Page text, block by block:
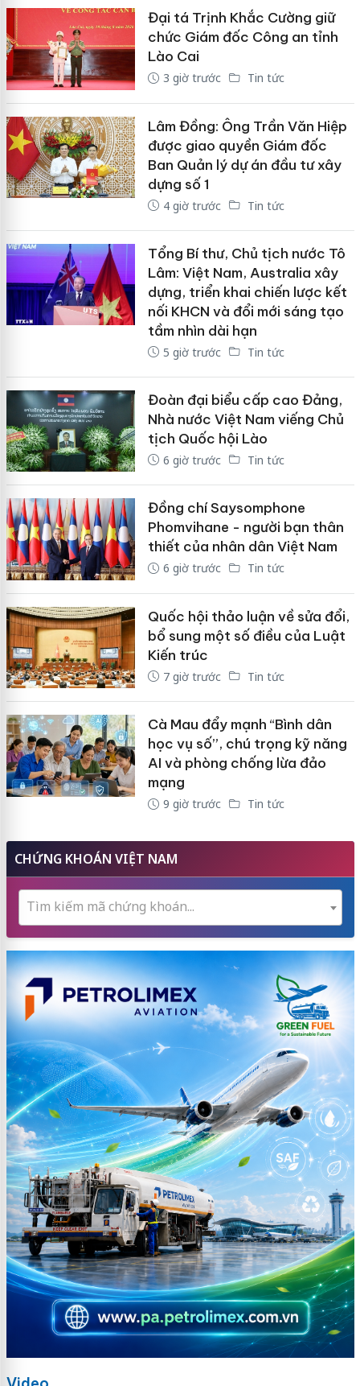
Đại tá Trịnh Khắc Cường giữ
chức Giám đốc Công an tỉnh
Lào Cai
3 giờ trước Tin tức
Lâm Đồng: Ông Trần Văn Hiệp
được giao quyền Giám đốc
Ban Quản lý dự án đầu tư xây
dựng số 1
4 giờ trước Tin tức
Tổng Bí thư, Chủ tịch nước Tô
Lâm: Việt Nam, Australia xây
dựng, triển khai chiến lược kết
nối KHCN và đổi mới sáng tạo
tầm nhìn dài hạn
5 giờ trước Tin tức
Đoàn đại biểu cấp cao Đảng,
Nhà nước Việt Nam viếng Chủ
tịch Quốc hội Lào
6 giờ trước Tin tức
Đồng chí Saysomphone
Phomvihane - người bạn thân
thiết của nhân dân Việt Nam
6 giờ trước Tin tức
Quốc hội thảo luận về sửa đổi,
bổ sung một số điều của Luật
Kiến trúc
7 giờ trước Tin tức
Cà Mau đẩy mạnh “Bình dân
học vụ số”, chú trọng kỹ năng
AI và phòng chống lừa đảo
mạng
9 giờ trước Tin tức
CHỨNG KHOÁN VIỆT NAM
Tìm kiếm mã chứng khoán...